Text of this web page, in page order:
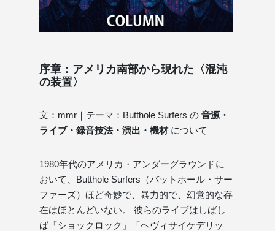
序章：アメリカ南部から現れた〈混沌
の装置〉
文：mmr｜テーマ：Butthole Surfers の 音源・
ライブ・録音技法・演出・機材について
1980年代のアメリカ・アンダーグラウンドに
おいて、Butthole Surfers（バットホール・サー
ファーズ）ほど奇妙で、暴力的で、幻覚的な存
在はほとんどいない。 彼らのライブはしばし
ば「ショックロック」「ヘヴィサイケデリッ